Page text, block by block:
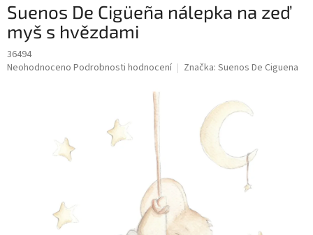
Suenos De Cigüeña nálepka na zeď
myš s hvězdami
36494
Průměrné
Neohodnoceno Podrobnosti hodnocení Značka: Suenos De Ciguena